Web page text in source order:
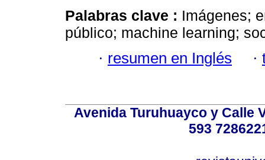
Palabras clave : Imágenes;
público; machine learning;
· resumen en Inglés ·
Avenida Turuhuayco y Calle
593